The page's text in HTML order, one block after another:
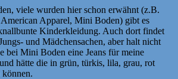
viele wurden hier schon erwähnt (z.B.
Apparel, Mini Boden) gibt es
Kinderkleidung. Auch dort findet
und Mädchensachen, aber halt nicht
bei Mini Boden eine Jeans für meine
hätte die in grün, türkis, lila, grau, rot
können.